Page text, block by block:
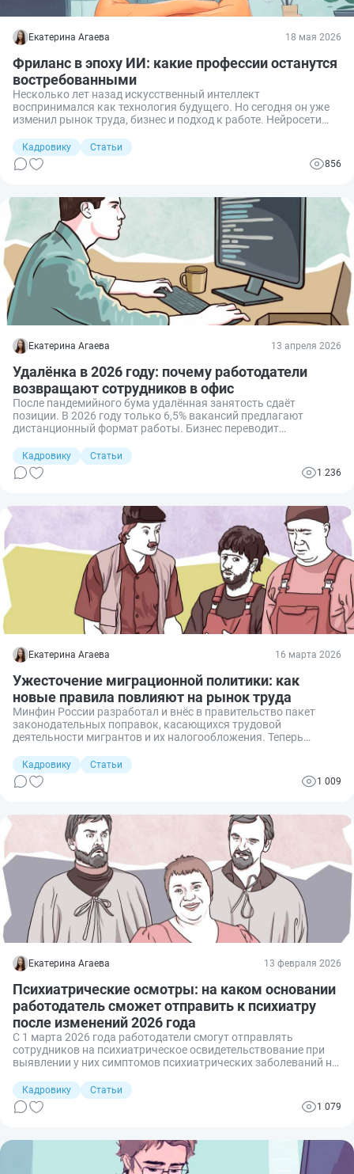
Екатерина Агаева 18 мая 2026
Фриланс в эпоху ИИ: какие профессии останутся
востребованными
Несколько лет назад искусственный интеллект
воспринимался как технология будущего. Но сегодня он уже
изменил рынок труда, бизнес и подход к работе. Нейросети
изображения. Особенно ярко изменения видны на рынке
фриланса. Конкуренция среди специалистов растёт, а простые
задачи забирает на себя искусственный интеллект. В новых
технологиями, постоянно обучается и развивает свою
экспертность.
Кадровику
Статьи
856
Екатерина Агаева 13 апреля 2026
Удалёнка в 2026 году: почему работодатели
возвращают сотрудников в офис
После пандемийного бума удалённая занятость сдаёт
позиции. В 2026 году только 6,5% вакансий предлагают
дистанционный формат работы. Бизнес переводит
удалёнщиками. Теперь работа из дома — не норма, а
инструмент точечного привлечения специалистов.
Кадровику
Статьи
1 236
Екатерина Агаева 16 марта 2026
Ужесточение миграционной политики: как
новые правила повлияют на рынок труда
Минфин России разработал и внёс в правительство пакет
законодательных поправок, касающихся трудовой
деятельности мигрантов и их налогообложения. Теперь
не только за себя, но и за несовершеннолетних детей. После
достижения совершеннолетия дети мигрантов обязаны
получить патент или выехать из страны. В статье рассказали,
российском рынке труда.
Кадровику
Статьи
1 009
Екатерина Агаева 13 февраля 2026
Психиатрические осмотры: на каком основании
работодатель сможет отправить к психиатру
после изменений 2026 года
С 1 марта 2026 года работодатели смогут отправлять
сотрудников на психиатрическое освидетельствование при
выявлении у них симптомов психиатрических заболеваний на
Минздрава Михаил Мурашко.
Кадровику
Статьи
1 079